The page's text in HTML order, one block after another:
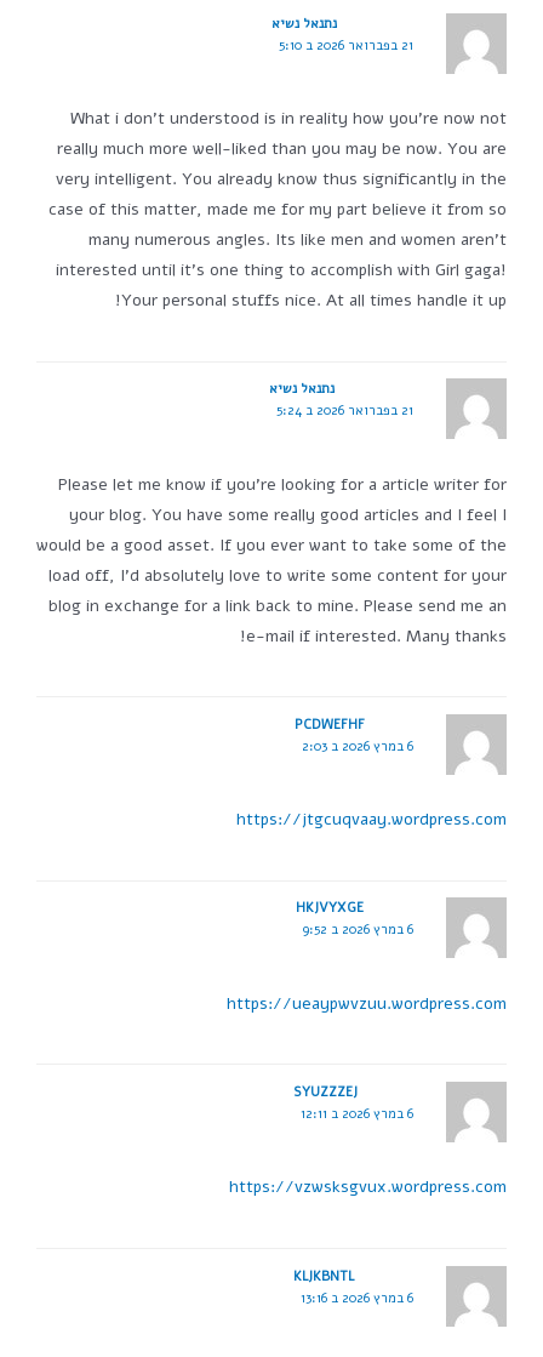
נתנאל נשיא
21 בפברואר 2026 ב 5:10
What i don't understood is in reality how you're now not
really much more well-liked than you may be now. You are
very intelligent. You already know thus significantly in the
case of this matter, made me for my part believe it from so
many numerous angles. Its like men and women aren't
interested until it's one thing to accomplish with Girl gaga!
Your personal stuffs nice. At all times handle it up!
נתנאל נשיא
21 בפברואר 2026 ב 5:24
Please let me know if you're looking for a article writer for
your blog. You have some really good articles and I feel I
would be a good asset. If you ever want to take some of the
load off, I'd absolutely love to write some content for your
blog in exchange for a link back to mine. Please send me an
e-mail if interested. Many thanks!
PCDWEFHF
6 במרץ 2026 ב 2:03
https://jtgcuqvaay.wordpress.com
HKJVYXGE
6 במרץ 2026 ב 9:52
https://ueaypwvzuu.wordpress.com
SYUZZZEJ
6 במרץ 2026 ב 12:11
https://vzwsksgvux.wordpress.com
KLJKBNTL
6 במרץ 2026 ב 13:16